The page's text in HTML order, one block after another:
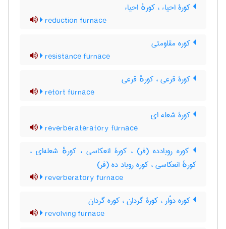
کورۀ احیاء ، کورهٔ احیاء
reduction furnace
کوره مقاومتی
resistance furnace
کورۀ قرعی ، کورهٔ قرعی
retort furnace
کورۀ شعله ای
reverberateratory furnace
کوره روبادده (فر) ، کورۀ انعکاسی ، کورهٔ شعله‌ای ،
کورهٔ انعکاسی ، کوره روباد ده (فر)
reverberatory furnace
کوره دوّار ، کورۀ گردان ، کوره گردان
revolving furnace